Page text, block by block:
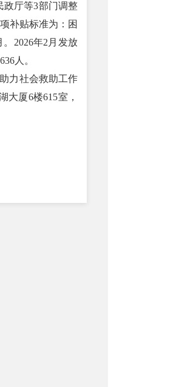
政厅等3部门调整
补贴标准为：困
2026年2月发放
人。
力社会救助工作
厦6楼615室，